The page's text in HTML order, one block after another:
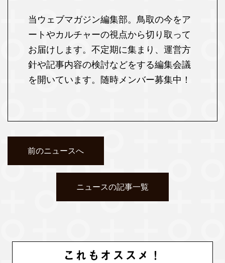
当ウェブマガジン編集部。鳥取の今をア
ートやカルチャーの視点から切り取って
お届けします。不定期に集まり、運営方
針や記事内容の検討などをする編集会議
を開いています。随時メンバー募集中！
前のニュースへ
ニュースの記事一覧
これもオススメ！